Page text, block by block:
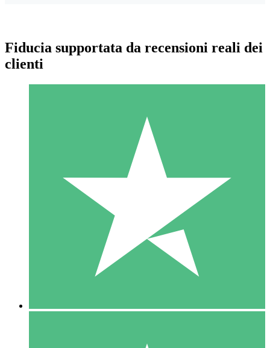
Pacchetti di Crediti Individuali
Paga a consumo con crediti di download. Nessun impegno
1 Download
10
US$1500
Fiducia supportata da recensioni reali dei
clienti